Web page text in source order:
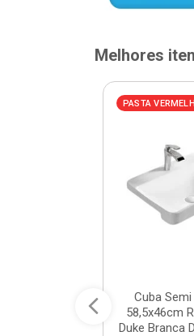
Melhores
PASTA
Cuba Semi
58,5x46cm
Duke Branca